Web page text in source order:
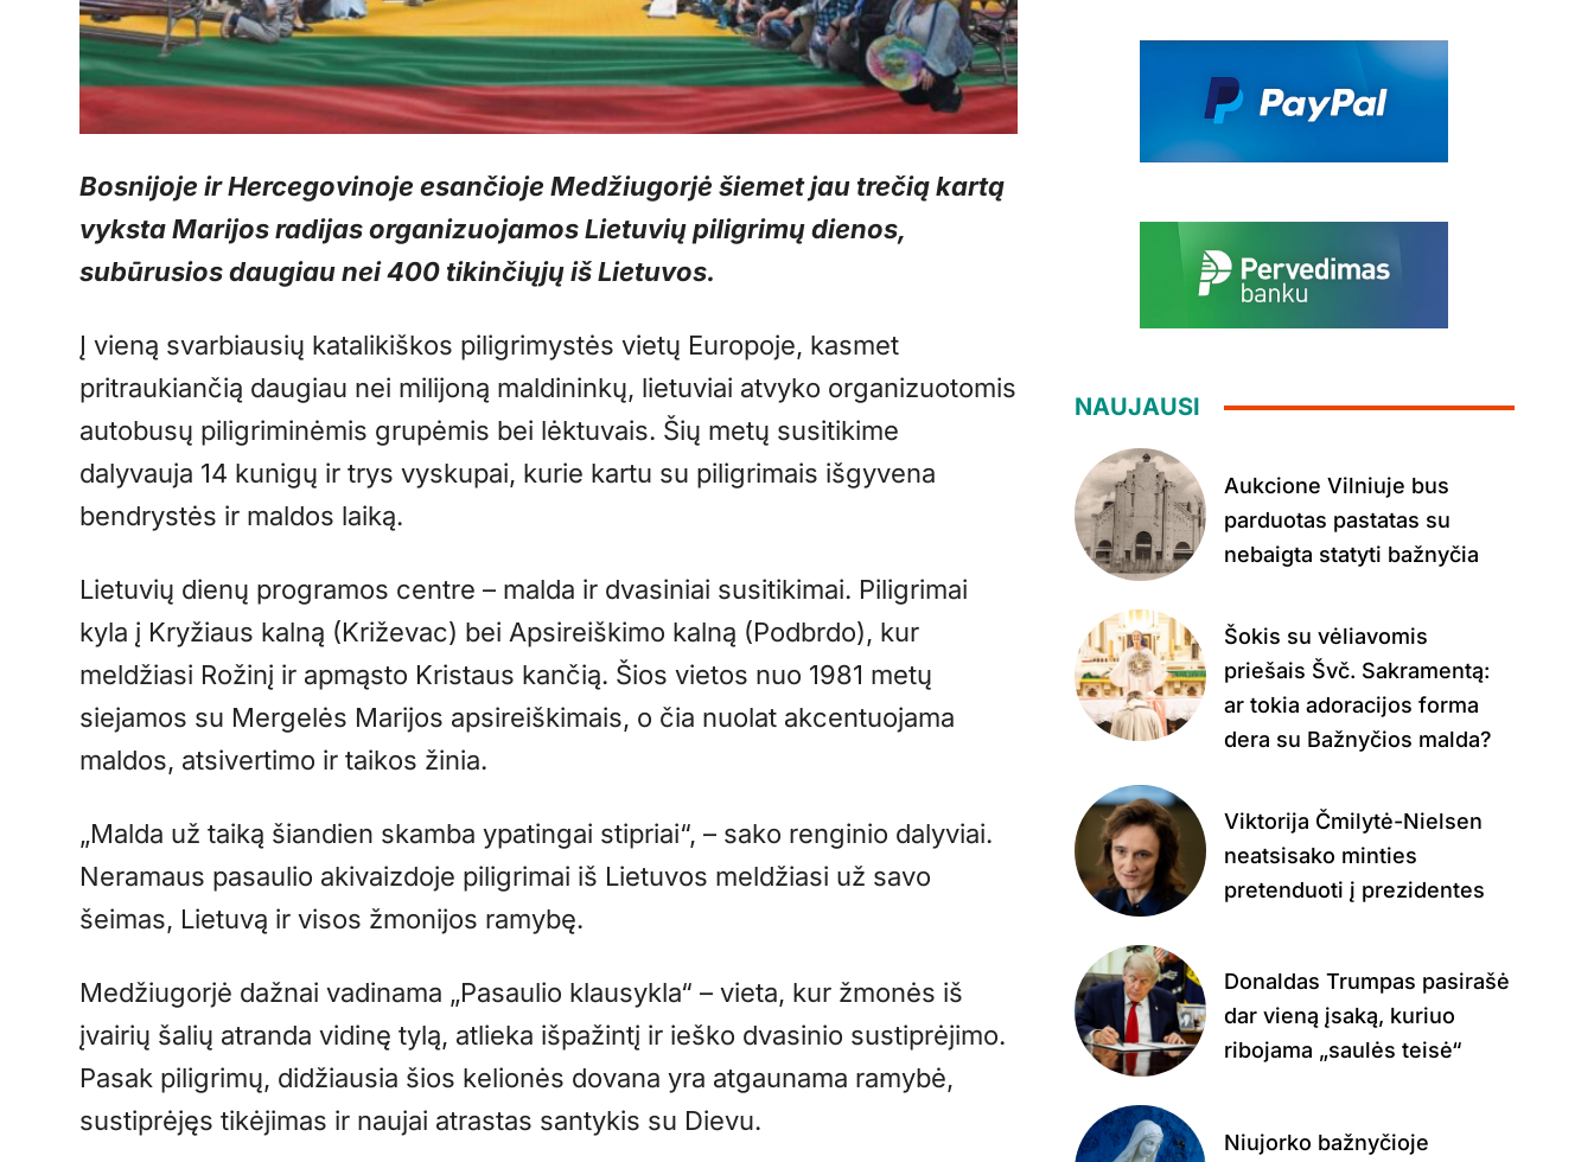
Bosnijoje ir Hercegovinoje esančioje Medžiugorjė šiemet jau trečią kartą
vyksta Marijos radijas organizuojamos Lietuvių piligrimų dienos,
subūrusios daugiau nei 400 tikinčiųjų iš Lietuvos.
Į vieną svarbiausių katalikiškos piligrimystės vietų Europoje, kasmet
pritraukiančią daugiau nei milijoną maldininkų, lietuviai atvyko organizuotomis
autobusų piligriminėmis grupėmis bei lėktuvais. Šių metų susitikime
dalyvauja 14 kunigų ir trys vyskupai, kurie kartu su piligrimais išgyvena
bendrystės ir maldos laiką.
Lietuvių dienų programos centre – malda ir dvasiniai susitikimai. Piligrimai
kyla į Kryžiaus kalną (Križevac) bei Apsireiškimo kalną (Podbrdo), kur
meldžiasi Rožinį ir apmąsto Kristaus kančią. Šios vietos nuo 1981 metų
siejamos su Mergelės Marijos apsireiškimais, o čia nuolat akcentuojama
maldos, atsivertimo ir taikos žinia.
„Malda už taiką šiandien skamba ypatingai stipriai“, – sako renginio dalyviai.
Neramaus pasaulio akivaizdoje piligrimai iš Lietuvos meldžiasi už savo
šeimas, Lietuvą ir visos žmonijos ramybę.
Medžiugorjė dažnai vadinama „Pasaulio klausykla“ – vieta, kur žmonės iš
įvairių šalių atranda vidinę tylą, atlieka išpažintį ir ieško dvasinio sustiprėjimo.
Pasak piligrimų, didžiausia šios kelionės dovana yra atgaunama ramybė,
sustiprėjęs tikėjimas ir naujai atrastas santykis su Dievu.
NAUJAUSI
Aukcione Vilniuje bus
parduotas pastatas su
nebaigta statyti bažnyčia
Šokis su vėliavomis
priešais Švč. Sakramentą:
ar tokia adoracijos forma
dera su Bažnyčios malda?
Viktorija Čmilytė-Nielsen
neatsisako minties
pretenduoti į prezidentes
Donaldas Trumpas pasirašė
dar vieną įsaką, kuriuo
ribojama „saulės teisė“
Niujorko bažnyčioje